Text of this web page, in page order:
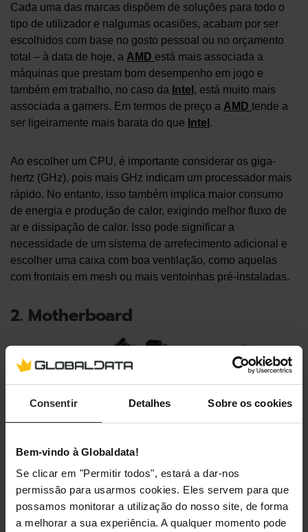
Consentir Detalhes Sobre os cookies
Bem-vindo à Globaldata!
Se clicar em "Permitir todos", estará a dar-nos
permissão para usarmos cookies. Eles servem para que
possamos monitorar a utilização do nosso site, de forma
a melhorar a sua experiência. A qualquer momento pode
Cada uma das marcas dispõem de soluções para todo o
tipo de utilizador e nalgumas ocasiões, acabam por ser
escolhidos com base no gosto pessoal ou no orçamento
total – à data de hoje, a AMD está mais associada a
máquinas que prestam bom desempenho em jogo e
também em trabalho, no caso da Intel , está muito mais
associada a gamers. Em termos de preço a AMD tende a
ser ligeiramente mais barata do que Intel .
Ao escolher um CPU, é importante considerar os giga-
hertz (GHz), pois mais GHz indicam um processador mais
rápido. No entanto, isso também implica maior consumo
de energia e produção de calor, exigindo melhor fluxo de
ar e dissipação de calor. Isso pode significar a
necessidade de um sistema de arrefecimento adicional e
escolher uma caixa com boa ventilação, como aquelas
com frontais em mesh ou mais ventoinhas pré-instaladas.
2. Motherboard